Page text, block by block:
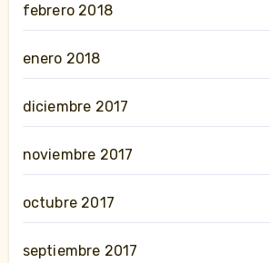
febrero 2018
enero 2018
diciembre 2017
noviembre 2017
octubre 2017
septiembre 2017